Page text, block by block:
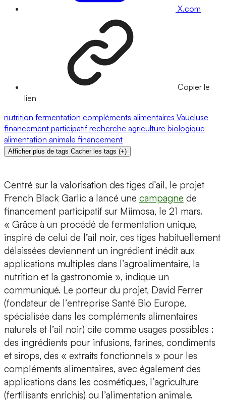
X.com
Copier le
lien
nutrition fermentation compléments alimentaires Vaucluse
financement participatif recherche agriculture biologique
alimentation animale financement
Afficher plus de tags Cacher les tags (+)
Centré sur la valorisation des tiges d’ail, le projet
French Black Garlic a lancé une campagne de
financement participatif sur Miimosa, le 21 mars.
« Grâce à un procédé de fermentation unique,
inspiré de celui de l’ail noir, ces tiges habituellement
délaissées deviennent un ingrédient inédit aux
applications multiples dans l’agroalimentaire, la
nutrition et la gastronomie », indique un
communiqué. Le porteur du projet, David Ferrer
(fondateur de l’entreprise Santé Bio Europe,
spécialisée dans les compléments alimentaires
naturels et l’ail noir) cite comme usages possibles :
des ingrédients pour infusions, farines, condiments
et sirops, des « extraits fonctionnels » pour les
compléments alimentaires, avec également des
applications dans les cosmétiques, l’agriculture
(fertilisants enrichis) ou l’alimentation animale.